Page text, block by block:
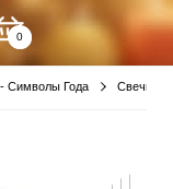
0
Символы Года Свечи -